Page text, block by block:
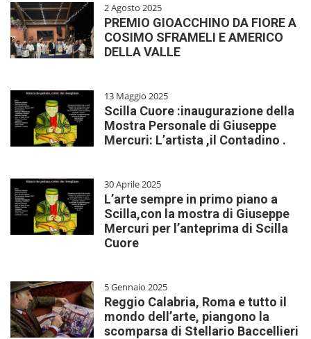
2 Agosto 2025
PREMIO GIOACCHINO DA FIORE A
COSIMO SFRAMELI E AMERICO
DELLA VALLE
13 Maggio 2025
Scilla Cuore :inaugurazione della
Mostra Personale di Giuseppe
Mercuri: L’artista ,il Contadino .
30 Aprile 2025
L’arte sempre in primo piano a
Scilla,con la mostra di Giuseppe
Mercuri per l’anteprima di Scilla
Cuore
5 Gennaio 2025
Reggio Calabria, Roma e tutto il
mondo dell’arte, piangono la
scomparsa di Stellario Baccellieri